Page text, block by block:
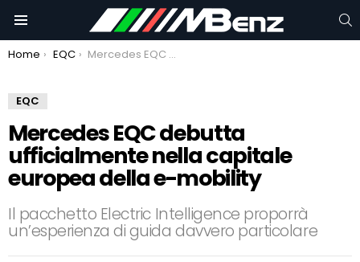
You are here:
Home EQC Mercedes EQC debutta ufficialmente nella capitale europea della e-mobility
EQC
Mercedes EQC debutta
ufficialmente nella capitale
europea della e-mobility
Il pacchetto Electric Intelligence proporrà
un’esperienza di guida davvero particolare